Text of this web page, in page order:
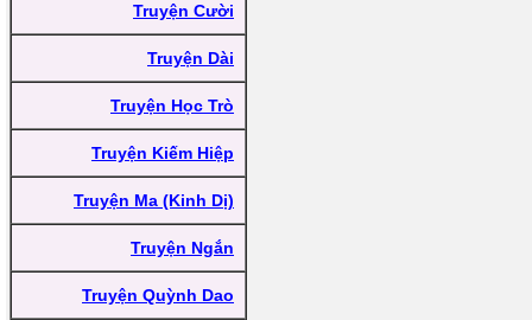
Truyện Cười
Truyện Dài
Truyện Học Trò
Truyện Kiếm Hiệp
Truyện Ma (Kinh Dị)
Truyện Ngắn
Truyện Quỳnh Dao